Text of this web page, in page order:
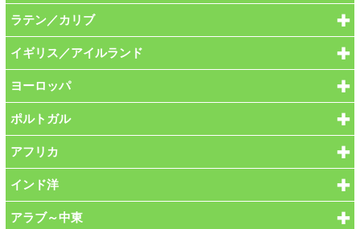
ラテン／カリブ
イギリス／アイルランド
ヨーロッパ
ポルトガル
アフリカ
インド洋
アラブ～中東